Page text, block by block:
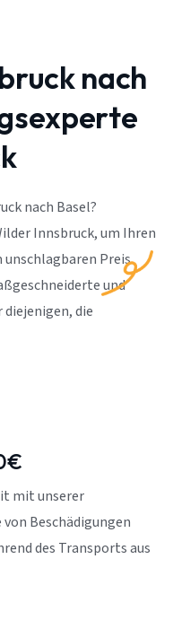
nach
nach Basel?
Innsbruck, um Ihren
unschlagbaren Preis
und
die
mit unserer
von Beschädigungen
des Transports aus